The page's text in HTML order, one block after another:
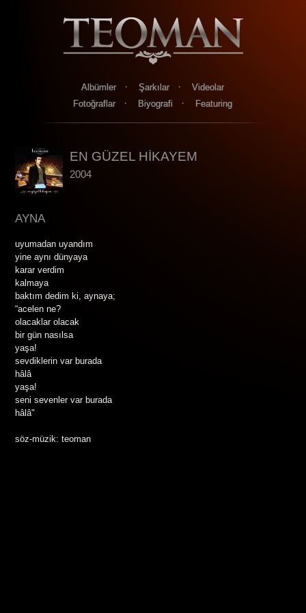
Albümler · Şarkılar ·
Videolar
Fotoğraflar
· Biyografi · Featuring
EN GÜZEL HİKAYEM
2004
AYNA
uyumadan uyandım
yine aynı dünyaya
karar verdim
kalmaya
baktım dedim ki, aynaya;
“acelen ne?
olacaklar olacak
bir gün nasılsa
yaşa!
sevdiklerin var burada
hâlâ
yaşa!
seni sevenler var burada
hâlâ"
söz-müzik: teoman